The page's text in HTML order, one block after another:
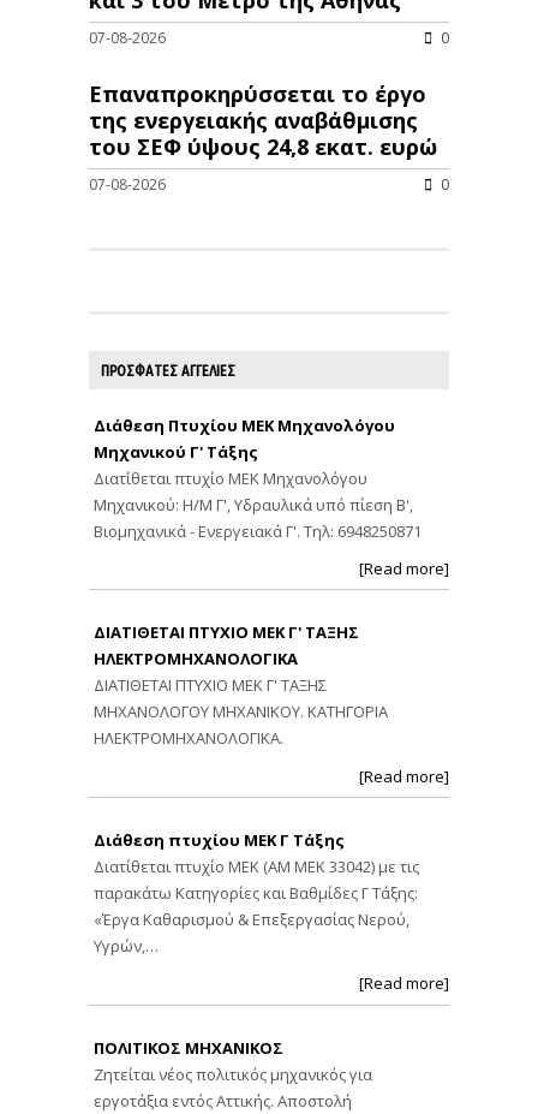
07-08-2026 0
Επαναπροκηρύσσεται το έργο
της ενεργειακής αναβάθμισης
του ΣΕΦ ύψους 24,8 εκατ. ευρώ
07-08-2026 0
ΠΡΟΣΦΑΤΕΣ ΑΓΓΕΛΙΕΣ
Διάθεση Πτυχίου ΜΕΚ Μηχανολόγου
Μηχανικού Γ' Τάξης
Διατίθεται πτυχίο ΜΕΚ Μηχανολόγου
Μηχανικού: Η/Μ Γ', Υδραυλικά υπό πίεση Β',
Βιομηχανικά - Ενεργειακά Γ'. Τηλ: 6948250871
[Read more]
ΔΙΑΤΙΘΕΤΑΙ ΠΤΥΧΙΟ ΜΕΚ Γ' ΤΑΞΗΣ
ΗΛΕΚΤΡΟΜΗΧΑΝΟΛΟΓΙΚΑ
ΔΙΑΤΙΘΕΤΑΙ ΠΤΥΧΙΟ ΜΕΚ Γ' ΤΑΞΗΣ
ΜΗΧΑΝΟΛΟΓΟΥ ΜΗΧΑΝΙΚΟΥ. ΚΑΤΗΓΟΡΙΑ
ΗΛΕΚΤΡΟΜΗΧΑΝΟΛΟΓΙΚΑ.
[Read more]
Διάθεση πτυχίου ΜΕΚ Γ Τάξης
Διατίθεται πτυχίο ΜΕΚ (ΑΜ ΜΕΚ 33042) με τις
παρακάτω Κατηγορίες και Βαθμίδες Γ Τάξης:
«Έργα Καθαρισμού & Επεξεργασίας Νερού,
Υγρών,…
[Read more]
ΠΟΛΙΤΙΚΟΣ ΜΗΧΑΝΙΚΟΣ
Ζητείται νέος πολιτικός μηχανικός για
εργοτάξια εντός Αττικής. Αποστολή